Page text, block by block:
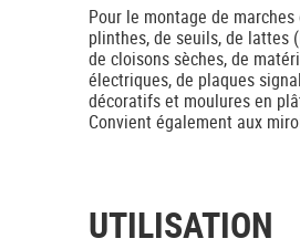
Pour le montage de
plinthes, de seuils, de lattes
de cloisons sèches, de
électriques, de plaques
décoratifs et moulures en
Convient également aux
UTILISATION